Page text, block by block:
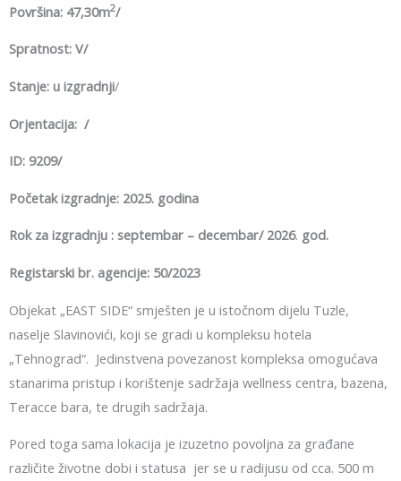
Površina: 47,30m2/
Spratnost: V/
Stanje: u izgradnji/
Orjentacija: /
ID: 9209/
Početak izgradnje: 2025. godina
Rok za izgradnju : septembar – decembar/ 2026. god.
Registarski br. agencije: 50/2023
Objekat „EAST SIDE“ smješten je u istočnom dijelu Tuzle,
naselje Slavinovići, koji se gradi u kompleksu hotela
„Tehnograd“. Jedinstvena povezanost kompleksa omogućava
stanarima pristup i korištenje sadržaja wellness centra, bazena,
Teracce bara, te drugih sadržaja.
Pored toga sama lokacija je izuzetno povoljna za građane
različite životne dobi i statusa jer se u radijusu od cca. 500 m